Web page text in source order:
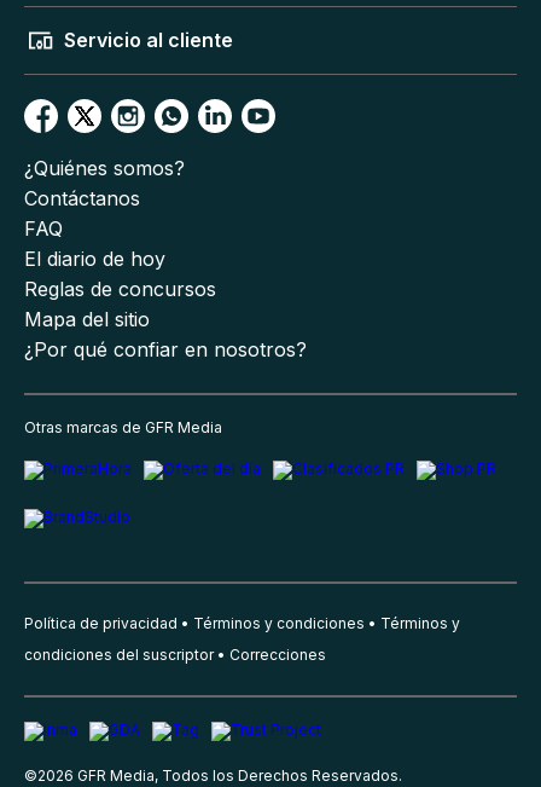
Servicio al cliente
¿Quiénes somos?
Contáctanos
FAQ
El diario de hoy
Reglas de concursos
Mapa del sitio
¿Por qué confiar en nosotros?
Otras marcas de GFR Media
Política de privacidad Términos y condiciones
Términos y
condiciones del suscriptor
Correcciones
©2026 GFR Media, Todos los Derechos Reservados.